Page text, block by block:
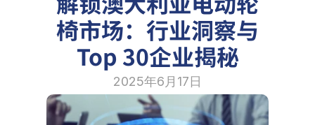
椅市场：行业洞察与
Top 30企业揭秘
2025年6月17日